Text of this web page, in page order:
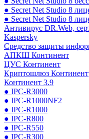
● Secret Net Studio 8
● Secret Net Studio 8
Антивирус DR.Web,
Kaspersky
Средство защиты
АПКШ Континент
ЦУС Континент
Криптошлюз Континент
Континент 3.9
● IPC-R3000
● IPC-R1000NF2
● IPC-R1000
● IPC-R800
● IPC-R550
● IPC-R300